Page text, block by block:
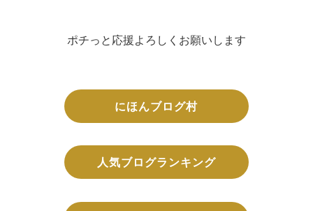
ポチっと応援よろしくお願いします
にほんブログ村
人気ブログランキング